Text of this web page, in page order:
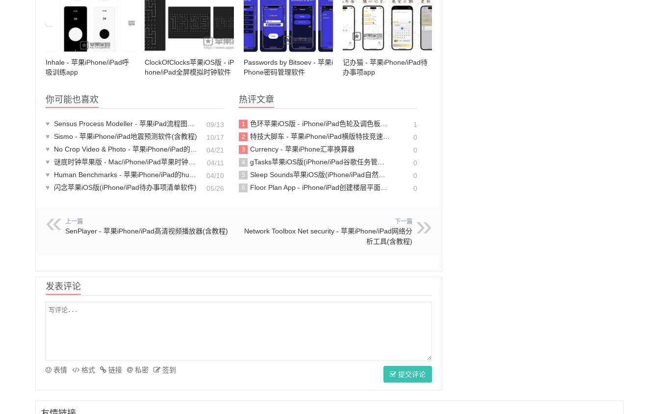
Inhale - 苹果iPhone/iPad呼
吸训练app
ClockOfClocks苹果iOS版 - iP
hone/iPad全屏模拟时钟软件
Passwords by Bitsoev - 苹果i
Phone密码管理软件
记办猫 - 苹果iPhone/iPad待
办事项app
你可能也喜欢
♥ Sensus Process Modeller - 苹果iPad流程图绘制工具(含教程)
09/13
♥ Sismo - 苹果iPhone/iPad地震预测软件(含教程)
10/17
♥
No Crop Video & Photo - 苹果iPhone/iPad的Instagram视频图片裁剪软件
04/21
♥ 谜底时钟苹果版 - Mac/iPhone/iPad苹果时钟工具
04/11
♥
Human Benchmarks - 苹果iPhone/iPad的humanbenchmark反应测试软件
04/10
♥
闪念苹果iOS版(iPhone/iPad待办事项清单软件) 05/26
热评文章
1 色环苹果iOS版 - iPhone/iPad色轮及调色板工具 1
2 特技大脚车 - 苹果iPhone/iPad横版特技竞速游戏 0
3 Currency - 苹果iPhone汇率换算器 0
4 gTasks苹果iOS版(iPhone/iPad谷歌任务管理软件) 0
5 Sleep Sounds苹果iOS版(iPhone/iPad自然声和雨声白噪音软件) 0
6 Floor Plan App - iPhone/iPad创建楼层平面图的工具 0
上一篇
SenPlayer - 苹果iPhone/iPad高清视频播放器(含教程)
下一篇
Network Toolbox Net security - 苹果iPhone/iPad网络分
析工具(含教程)
发表评论
表情 格式 链接 私密 签到
提交评论